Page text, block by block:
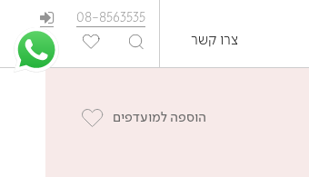
צרו קשר
08-8563535
EN
הוספה למועדפים